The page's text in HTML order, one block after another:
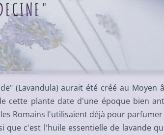
(Lavandula) aurait été créé au
cette plante date d'une époque bien
Romains l'utilisaient déjà pour
que c'est l'huile essentielle de lavande